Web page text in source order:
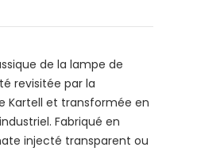
de la lampe de
revisitée par la
Kartell et transformée en
Fabriqué en
injecté transparent ou